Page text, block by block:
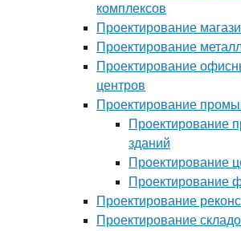
комплексов
Проектирование
Проектирование
Проектирование
центров
Проектирование
Проектирование
зданий
Проектирование
Проектирование
Проектирование
Проектирование